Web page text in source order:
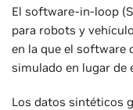
El software-in-loop
para robots y
en la que el software
simulado en lugar de
Los datos sintéticos